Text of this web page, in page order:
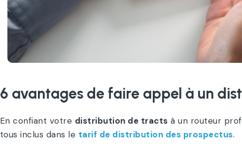
6 avantages de faire appel à un
En confiant votre distribution de tracts à un routeur
tous inclus dans le tarif de distribution des prospectus.